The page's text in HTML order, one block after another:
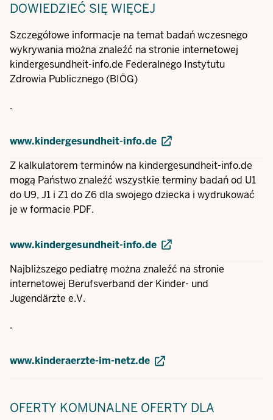
DOWIEDZIEĆ SIĘ WIĘCEJ
Szczegółowe informacje na temat badań wczesnego
wykrywania można znaleźć na stronie internetowej
kindergesundheit-info.de Federalnego Instytutu
Zdrowia Publicznego (BIÖG)
.
www.kindergesundheit-info.de
Z kalkulatorem terminów na kindergesundheit-info.de
mogą Państwo znaleźć wszystkie terminy badań od U1
do U9, J1 i Z1 do Z6 dla swojego dziecka i wydrukować
je w formacie PDF.
www.kindergesundheit-info.de
Najbliższego pediatrę można znaleźć na stronie
internetowej Berufsverband der Kinder- und
Jugendärzte e.V.
.
www.kinderaerzte-im-netz.de
OFERTY KOMUNALNE OFERTY DLA